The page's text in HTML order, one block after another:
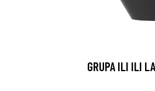
GRUPA ILI ILI